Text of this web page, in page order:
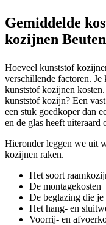
Gemiddelde
kozijnen
Hoeveel kunststof
verschillende factoren.
kunststof kozijnen
kunststof kozijn? Een
een stuk goedkoper dan
en de glas heeft uiteraard
Hieronder leggen we uit
kozijnen raken.
Het soort
De montagekosten
De beglazing die je
Het hang- en
Voorrij- en